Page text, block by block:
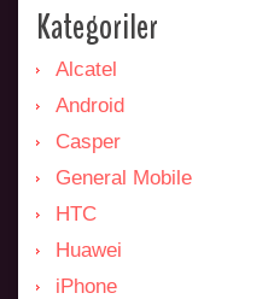
Kategoriler
Alcatel
Android
Casper
General Mobile
HTC
Huawei
iPhone